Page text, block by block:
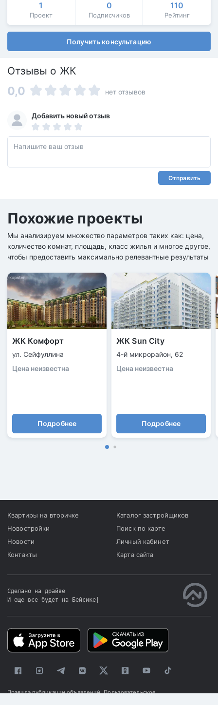
1
Проект
0
Подписчиков
110
Рейтинг
Получить консультацию
Отзывы о ЖК
0,0 нет отзывов
Добавить новый отзыв
Отправить
Похожие проекты
Мы анализируем множество параметров таких как: цена,
количество комнат, площадь, класс жилья и многое другое,
чтобы предоставить максимально релевантные результаты
ЖК Комфорт
ул. Сейфуллина
Цена неизвестна
Подробнее
ЖК Sun City
4-й микрорайон, 62
Цена неизвестна
Подробнее
Квартиры на вторичке
Новостройки
Новости
Контакты
Каталог застройщиков
Поиск по карте
Личный кабинет
Карта сайта
Сделано на драйве
И еще все будет на Бейсике
Правила публикации объявлений Пользовательское